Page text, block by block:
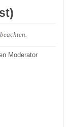
beachten.
Moderator